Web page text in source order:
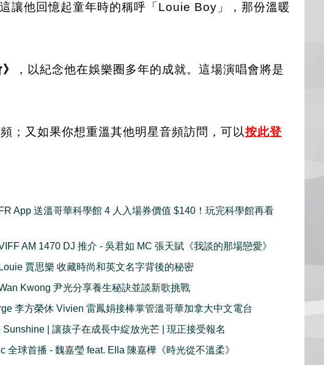
這讓他回憶起童年時的稱呼「Louie Boy」，那份溫暖
，以紀念他在娛樂圈多年的成就。這場演唱會將是
；又如果你想重溫其他明星音頻訪問，可以按此登
FR App 送溫哥華科學館 4 人入場券價值 $140！玩完科學館再看
AM 1470 DJ 推介 - 吳君如 MC 張天賦《我談的那場戀愛》
Louie 賈思樂 收藏時尚和英文名字背後的秘密
Kwong 尹光分享養生秘訣並談新歌挑戰
李方榮休 Vivien 雷鳳娟接棒掌管溫哥華加拿大中文電台
Sunshine | 讓孩子在成長中綻放光芒 | 現正接受報名
全球首播 - 魏嘉瑩 feat. Ella 陳嘉樺《時光從不溫柔》